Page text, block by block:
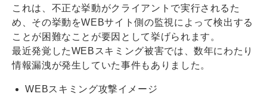
これは、不正な挙動がクライアントで実行されるた
め、その挙動をWEBサイト側の監視によって検出する
ことが困難なことが要因として挙げられます。
最近発覚したWEBスキミング被害では、数年にわたり
情報漏洩が発生していた事件もありました。
WEBスキミング攻撃イメージ